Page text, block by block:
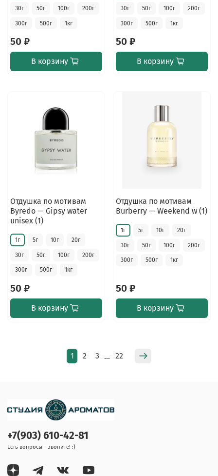
30г 50г 100г 200г
300г 500г 1кг
50 ₽
В корзину
30г 50г 100г 200г
300г 500г 1кг
50 ₽
В корзину
Отдушка по мотивам
Byredo — Gipsy water
unisex (1)
1г 5г 10г 20г
30г 50г 100г 200г
300г 500г 1кг
50 ₽
В корзину
Отдушка по мотивам
Burberry — Weekend w (1)
1г 5г 10г 20г
30г 50г 100г 200г
300г 500г 1кг
50 ₽
В корзину
1 2 3 … 22
+7(903) 610-42-81
Есть вопросы - звоните! :)